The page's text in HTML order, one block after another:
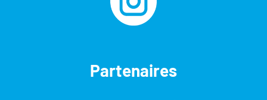
Partenaires